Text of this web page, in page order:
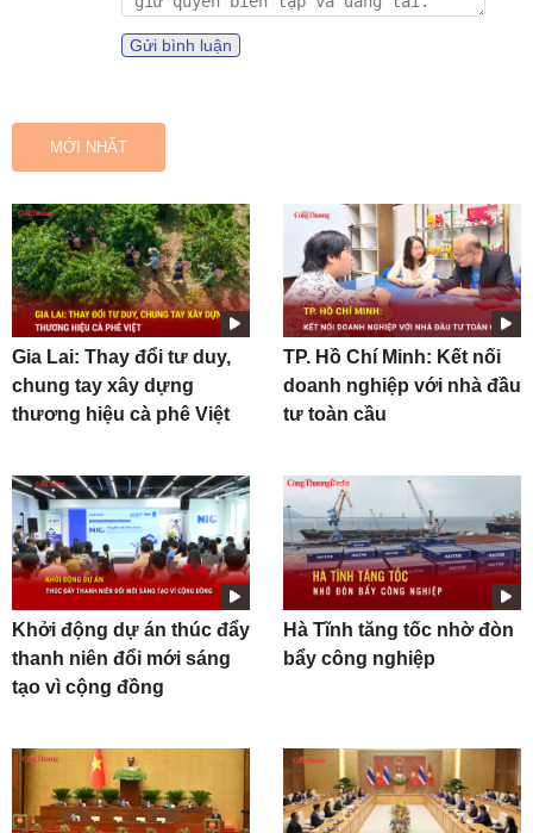
Gửi bình luận
MỚI NHẤT
Gia Lai: Thay đổi tư duy,
chung tay xây dựng
thương hiệu cà phê Việt
TP. Hồ Chí Minh: Kết nối
doanh nghiệp với nhà đầu
tư toàn cầu
Khởi động dự án thúc đẩy
thanh niên đổi mới sáng
tạo vì cộng đồng
Hà Tĩnh tăng tốc nhờ đòn
bẩy công nghiệp